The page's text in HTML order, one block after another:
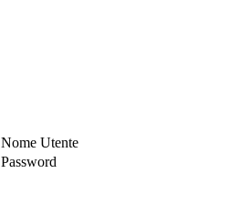
Nome Utente
Password